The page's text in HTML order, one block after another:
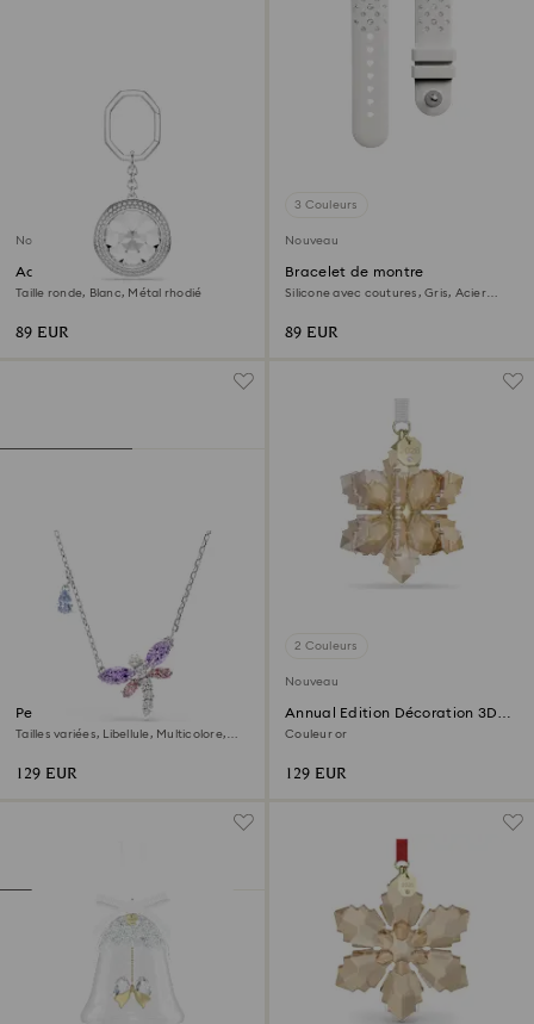
Nouveau
Accessoire de sac
Taille ronde, Blanc, Métal rhodié
89 EUR
3 Couleurs
Nouveau
Bracelet de montre
Silicone avec coutures, Gris, Acier
89 EUR
Pendentif Ariana Grande x
Swarovski
Tailles variées, Libellule, Multicolore,
129 EUR
2 Couleurs
Nouveau
Annual Edition Décoration 3D
Festive 2026
Couleur or
129 EUR